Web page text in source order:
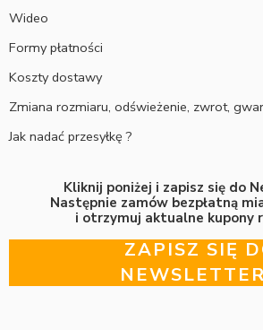
Wideo
Formy płatności
Koszty dostawy
Zmiana rozmiaru, odświeżenie, zwrot,
Jak nadać przesyłkę ?
Kliknij poniżej i zapisz się do
Następnie zamów bezpłatną
i otrzymuj aktualne kupony
ZAPISZ SIĘ